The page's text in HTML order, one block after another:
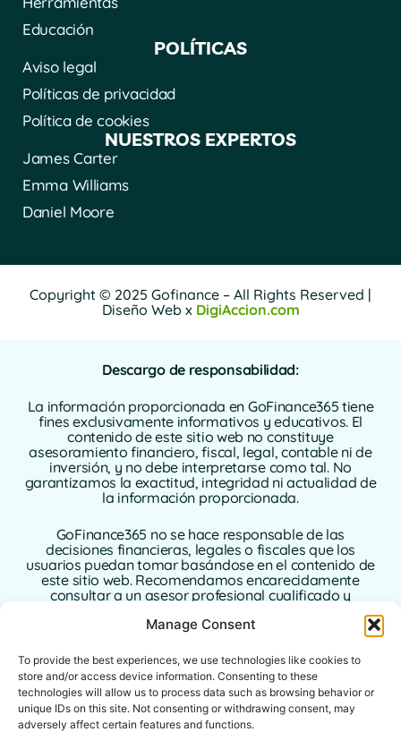
Manage Consent
To provide the best experiences, we use technologies like cookies to
store and/or access device information. Consenting to these
technologies will allow us to process data such as browsing behavior or
unique IDs on this site. Not consenting or withdrawing consent, may
adversely affect certain features and functions.
Educación
POLÍTICAS
Aviso legal
Políticas de privacidad
Política de cookies
NUESTROS EXPERTOS
James Carter
Emma Williams
Daniel Moore
Copyright © 2025 Gofinance – All Rights Reserved |
Diseño Web x DigiAccion.com
Descargo de responsabilidad:
La información proporcionada en GoFinance365 tiene
fines exclusivamente informativos y educativos. El
contenido de este sitio web no constituye
asesoramiento financiero, fiscal, legal, contable ni de
inversión, y no debe interpretarse como tal. No
garantizamos la exactitud, integridad ni actualidad de
la información proporcionada.
GoFinance365 no se hace responsable de las
decisiones financieras, legales o fiscales que los
usuarios puedan tomar basándose en el contenido de
este sitio web. Recomendamos encarecidamente
consultar a un asesor profesional cualificado y
cualquier decisión relacionada con sus finanzas
El uso de este sitio web implica la aceptación plena de
este aviso legal. Ni GoFinance365 ni sus autores o
colaboradores asumen ninguna responsabilidad por
los daños directos, indirectos o consecuentes que